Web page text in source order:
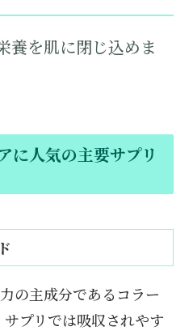
養を肌に閉じ込めま
に人気の主要サプリ
の主成分であるコラー
プリでは吸収されやす